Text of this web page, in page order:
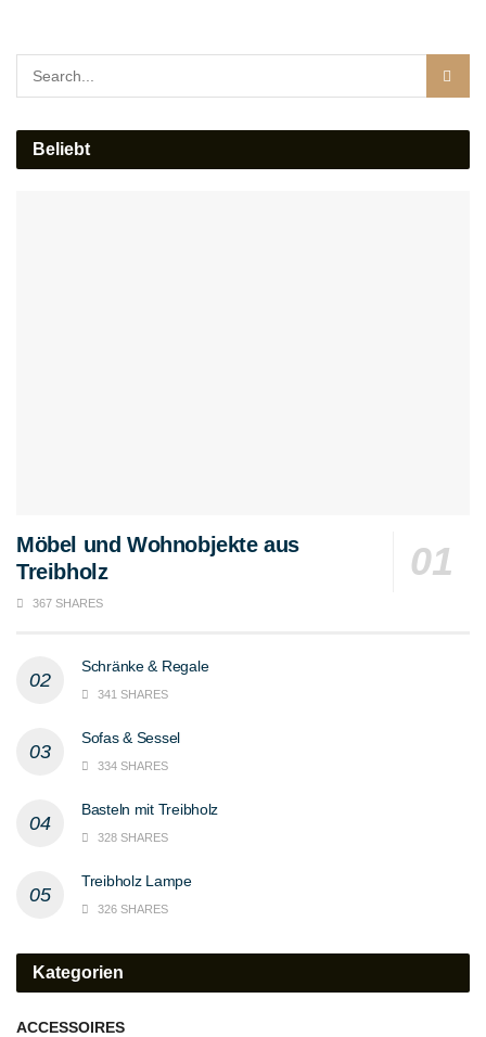
Beliebt
Möbel und Wohnobjekte aus
Treibholz
367 SHARES
Schränke & Regale
341 SHARES
Sofas & Sessel
334 SHARES
Basteln mit Treibholz
328 SHARES
Treibholz Lampe
326 SHARES
Kategorien
ACCESSOIRES